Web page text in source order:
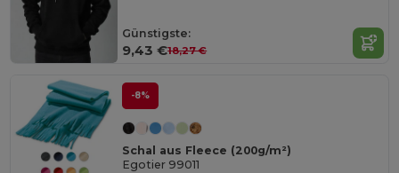
Günstigste:
9,43 €18,27 €
-8%
Schal aus Fleece (200g/m²)
Egotier 99011